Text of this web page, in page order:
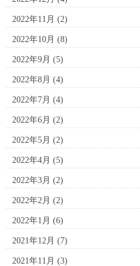
2022年11月 (2)
2022年10月 (8)
2022年9月 (5)
2022年8月 (4)
2022年7月 (4)
2022年6月 (2)
2022年5月 (2)
2022年4月 (5)
2022年3月 (2)
2022年2月 (2)
2022年1月 (6)
2021年12月 (7)
2021年11月 (3)